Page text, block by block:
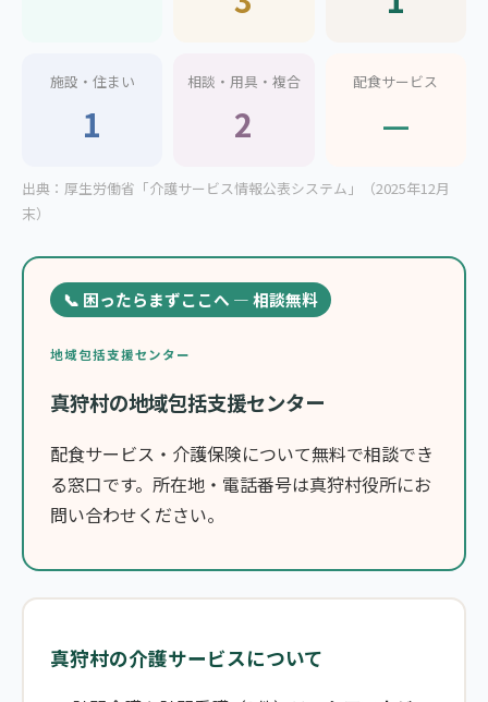
施設・住まい
1
相談・用具・複合
2
配食サービス
—
出典：厚生労働省「介護サービス情報公表システム」（2025年12月
末）
📞 困ったらまずここへ — 相談無料
地域包括支援センター
真狩村の地域包括支援センター
配食サービス・介護保険について無料で相談でき
る窓口です。所在地・電話番号は真狩村役所にお
問い合わせください。
真狩村の介護サービスについて